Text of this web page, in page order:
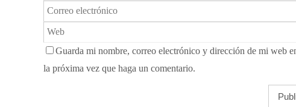
Guarda mi nombre, correo electrónico y dirección de mi web
la próxima vez que haga un comentario.